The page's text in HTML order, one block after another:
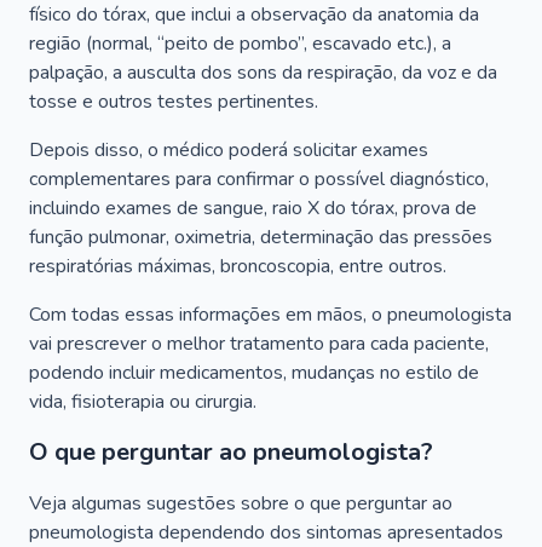
físico do tórax, que inclui a observação da anatomia da
região (normal, “peito de pombo”, escavado etc.), a
palpação, a ausculta dos sons da respiração, da voz e da
tosse e outros testes pertinentes.
Depois disso, o médico poderá solicitar exames
complementares para confirmar o possível diagnóstico,
incluindo exames de sangue, raio X do tórax, prova de
função pulmonar, oximetria, determinação das pressões
respiratórias máximas, broncoscopia, entre outros.
Com todas essas informações em mãos, o pneumologista
vai prescrever o melhor tratamento para cada paciente,
podendo incluir medicamentos, mudanças no estilo de
vida, fisioterapia ou cirurgia.
O que perguntar ao pneumologista?
Veja algumas sugestões sobre o que perguntar ao
pneumologista dependendo dos sintomas apresentados